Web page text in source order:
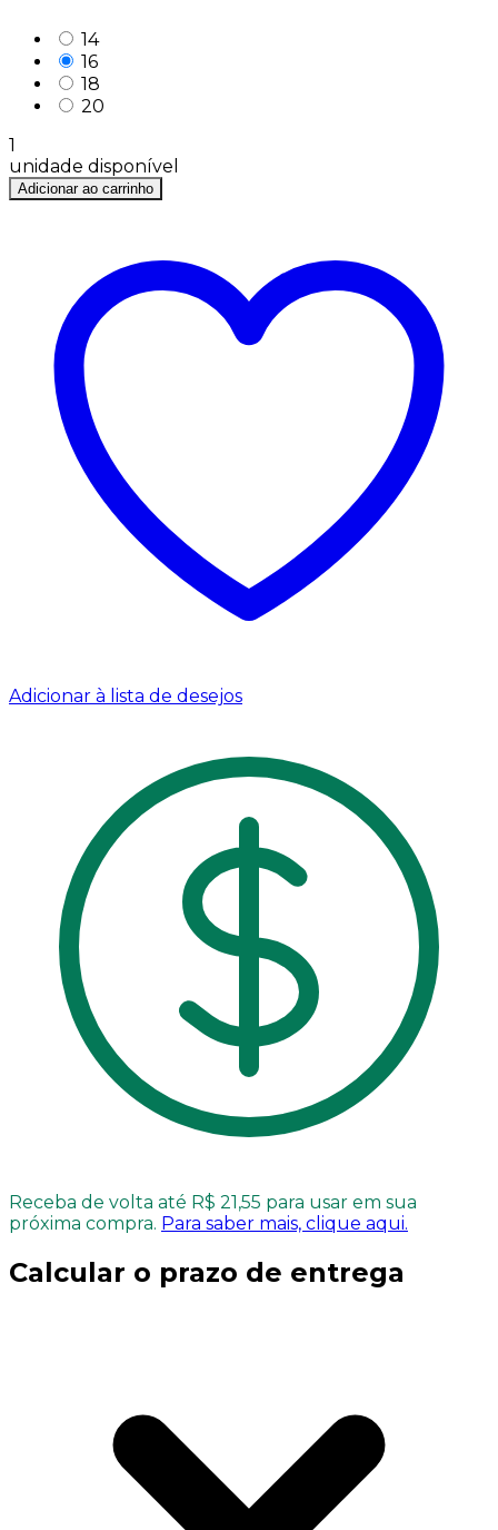
14
16
18
20
1
unidade disponível
Adicionar ao carrinho
Adicionar à lista de desejos
Receba de volta até R$ 21,55 para usar em sua
próxima compra. Para saber mais, clique aqui.
Calcular o prazo de entrega